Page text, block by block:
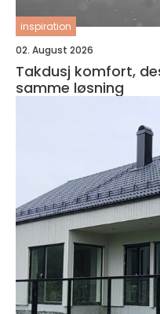
inspiration
02. August 2026
Takdusj komfort, design og funksjon i
samme løsning